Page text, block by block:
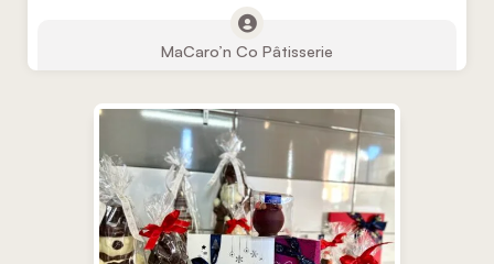
MaCaro’n Co Pâtisserie